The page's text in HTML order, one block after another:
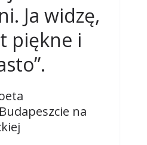
Ja widzę,
piękne i
na